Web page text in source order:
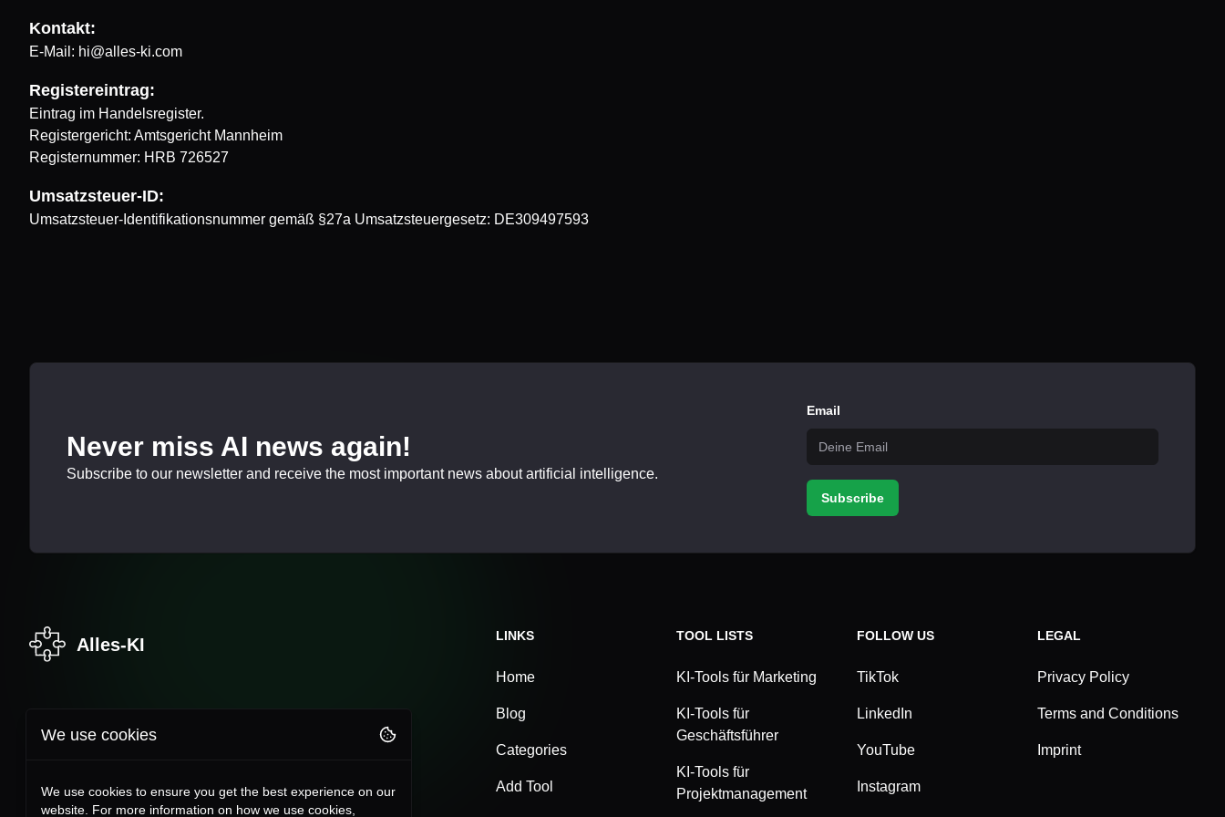
Kontakt:
E-Mail: hi@alles-ki.com
Registereintrag:
Eintrag im Handelsregister.
Registergericht: Amtsgericht Mannheim
Registernummer: HRB 726527
Umsatzsteuer-ID:
Umsatzsteuer-Identifikationsnummer gemäß §27a Umsatzsteuergesetz: DE309497593
Never miss AI news again!
Subscribe to our newsletter and receive the most important news about artificial intelligence.
Email
Subscribe
Alles-KI LINKS
Home
Blog
Categories
Add Tool
TOOL LISTS
KI-Tools für Marketing
KI-Tools für
Geschäftsführer
KI-Tools für
Projektmanagement
FOLLOW US
TikTok
LinkedIn
YouTube
Instagram
LEGAL
Privacy Policy
Terms and Conditions
Imprint
We use cookies
We use cookies to ensure you get the best experience on our
website. For more information on how we use cookies,